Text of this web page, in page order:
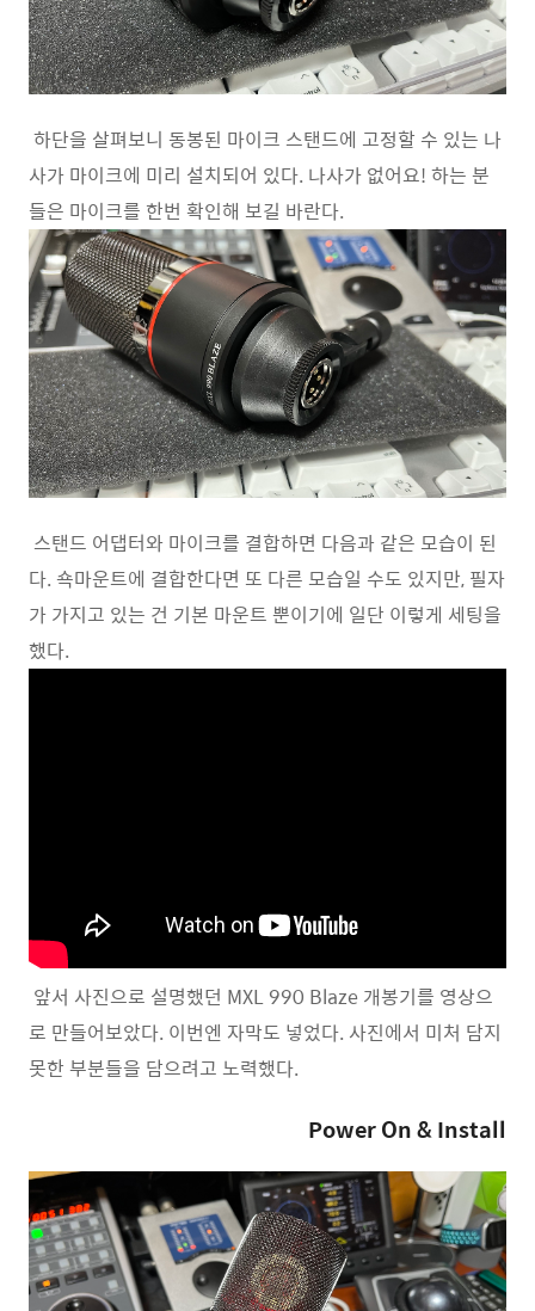
하단을 살펴보니 동봉된 마이크 스탠드에 고정할 수 있는 나
사가 마이크에 미리 설치되어 있다. 나사가 없어요! 하는 분
들은 마이크를 한번 확인해 보길 바란다.
스탠드 어댑터와 마이크를 결합하면 다음과 같은 모습이 된
다. 쇽마운트에 결합한다면 또 다른 모습일 수도 있지만, 필자
가 가지고 있는 건 기본 마운트 뿐이기에 일단 이렇게 세팅을
했다.
앞서 사진으로 설명했던 MXL 990 Blaze 개봉기를 영상으
로 만들어보았다. 이번엔 자막도 넣었다. 사진에서 미처 담지
못한 부분들을 담으려고 노력했다.
Power On & Install